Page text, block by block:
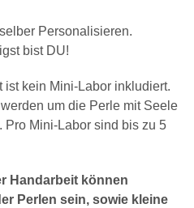
Personalisieren.
bist DU!
kein Mini-Labor inkludiert.
um die Perle mit Seele
Mini-Labor sind bis zu 5
Handarbeit können
Perlen sein, sowie kleine